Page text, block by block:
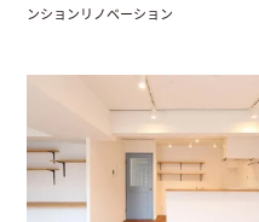
ンションリノベーション